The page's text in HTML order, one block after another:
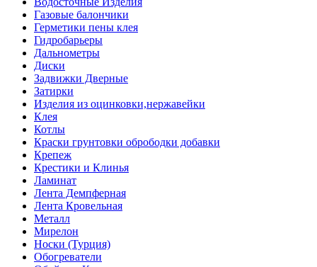
Газовые балончики
Герметики пены клея
Гидробарьеры
Дальнометры
Диски
Задвижки Дверные
Затирки
Изделия из оцинковки,нержавейки
Клея
Котлы
Краски грунтовки обрободки добавки
Крепеж
Крестики и Клинья
Ламинат
Лента Демпферная
Лента Кровельная
Металл
Мирелон
Носки (Турция)
Обогреватели